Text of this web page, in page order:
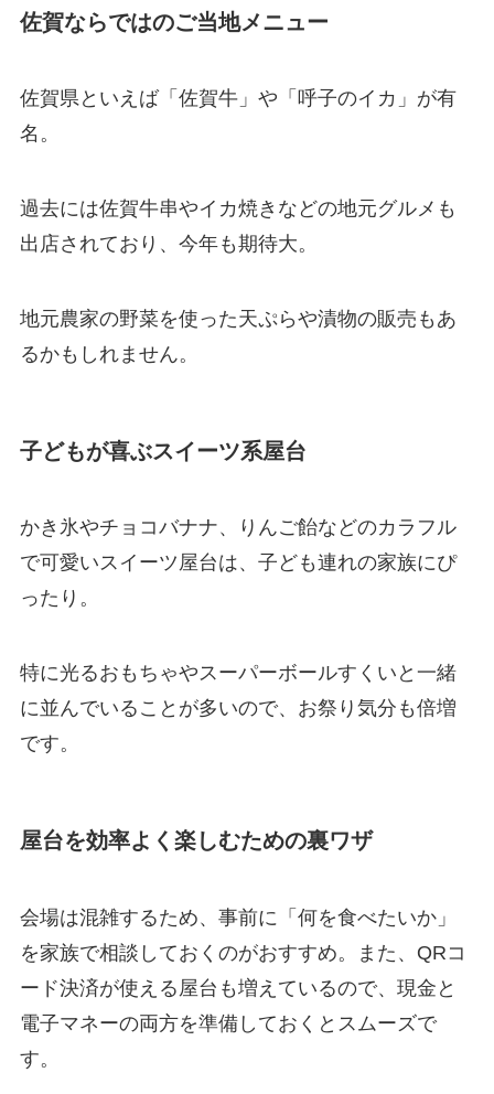
佐賀ならではのご当地メニュー
佐賀県といえば「佐賀牛」や「呼子のイカ」が有
名。
過去には佐賀牛串やイカ焼きなどの地元グルメも
出店されており、今年も期待大。
地元農家の野菜を使った天ぷらや漬物の販売もあ
るかもしれません。
子どもが喜ぶスイーツ系屋台
かき氷やチョコバナナ、りんご飴などのカラフル
で可愛いスイーツ屋台は、子ども連れの家族にぴ
ったり。
特に光るおもちゃやスーパーボールすくいと一緒
に並んでいることが多いので、お祭り気分も倍増
です。
屋台を効率よく楽しむための裏ワザ
会場は混雑するため、事前に「何を食べたいか」
を家族で相談しておくのがおすすめ。また、QRコ
ード決済が使える屋台も増えているので、現金と
電子マネーの両方を準備しておくとスムーズで
す。